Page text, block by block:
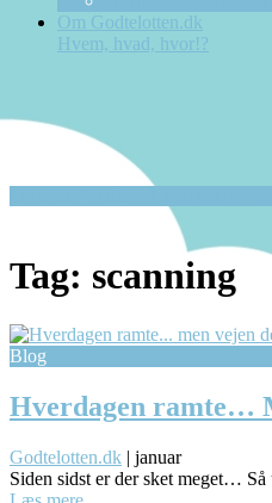
Om Godtelotten.dk
Hvem, hvad, hvor!?
Tag: scanning
Blog
Hverdagen ramte…
Godtelotten.dk | januar
Siden sidst er der sket meget…